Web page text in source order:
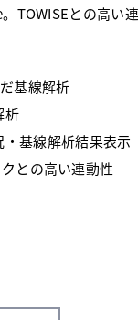
TOWISEとの高い
基線解析
析
基線解析結果表示
との高い連動性